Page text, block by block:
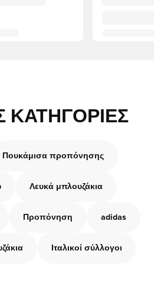
ΚΑΤΗΓΟΡΊΕΣ
Πουκάμισα προπόνησης
Λευκά μπλουζάκια
Προπόνηση adidas
Ιταλικοί σύλλογοι